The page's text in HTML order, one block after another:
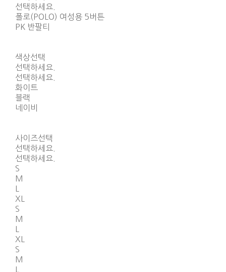
선택하세요.
폴로(POLO) 여성용 5버튼
PK 반팔티
색상선택
선택하세요.
선택하세요.
화이트
블랙
네이비
사이즈선택
선택하세요.
선택하세요.
S
M
XL
S
M
XL
S
M